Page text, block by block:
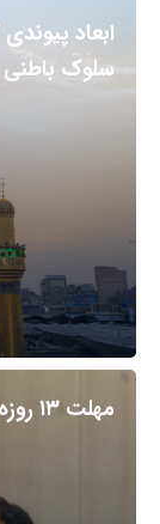
ابعاد
سلوک باطنی
مهلت ۱۳ روزه برای ثبت اطلاعات کالاهای پزشکی